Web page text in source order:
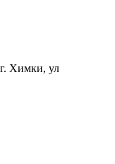
г. Химки, ул